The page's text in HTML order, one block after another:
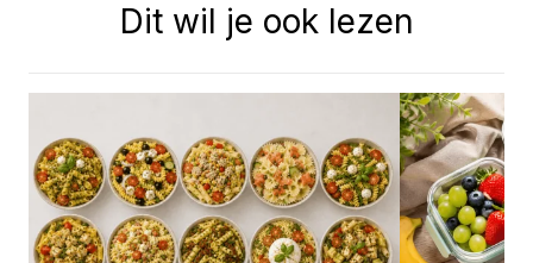
Dit wil je ook lezen